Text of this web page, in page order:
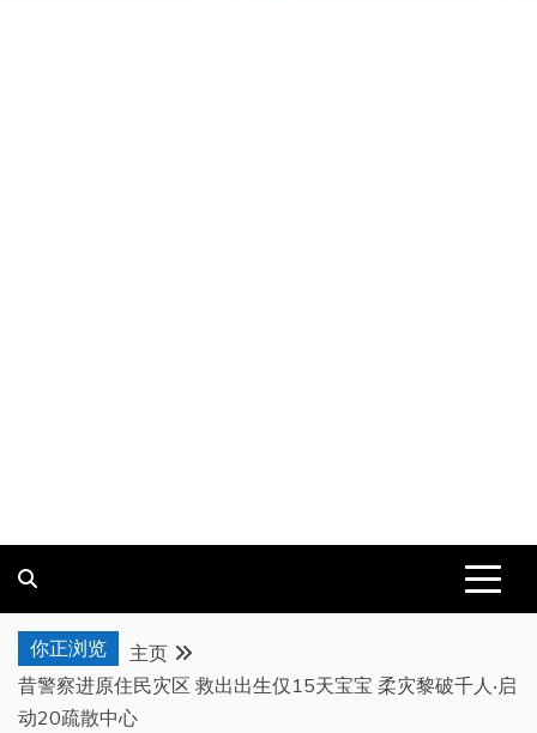
你正浏览
主页
昔警察进原住民灾区 救出出生仅15天宝宝 柔灾黎破千人‧启
动20疏散中心